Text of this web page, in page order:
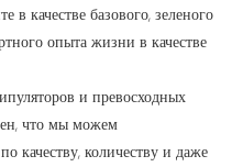
качестве базового, зеленого
опыта жизни в качестве
и превосходных
что мы можем
качеству, количеству и даже